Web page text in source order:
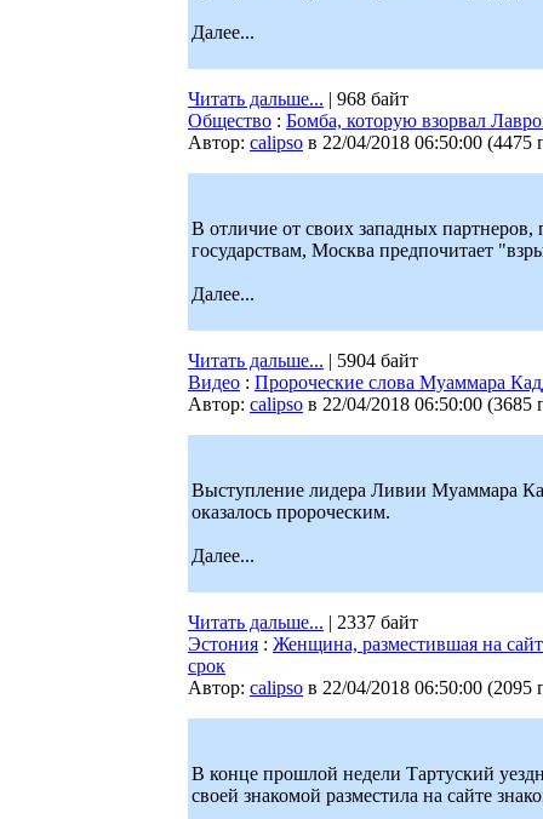
Далее...
Читать дальше... | 968 байт
Общество : Бомба, которую взорвал
Автор: calipso в 22/04/2018 06:50:00 (4475
В отличие от своих западных
государствам, Москва предпочитает
Далее...
Читать дальше... | 5904 байт
Видео : Пророческие слова Муаммара
Автор: calipso в 22/04/2018 06:50:00 (3685
Выступление лидера Ливии Муаммара
оказалось пророческим.
Далее...
Читать дальше... | 2337 байт
Эстония : Женщина, разместившая на
срок
Автор: calipso в 22/04/2018 06:50:00 (2095
В конце прошлой недели Тартуский
своей знакомой разместила на сайте